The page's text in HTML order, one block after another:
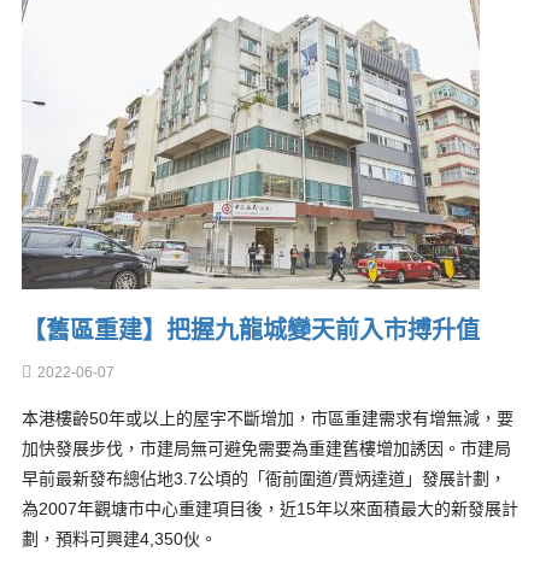
【舊區重建】把握九龍城變天前入市搏升值
2022-06-07
本港樓齡50年或以上的屋宇不斷增加，市區重建需求有增無減，要
加快發展步伐，市建局無可避免需要為重建舊樓增加誘因。市建局
早前最新發布總佔地3.7公頃的「衙前圍道/賈炳達道」發展計劃，
為2007年觀塘市中心重建項目後，近15年以來面積最大的新發展計
劃，預料可興建4,350伙。